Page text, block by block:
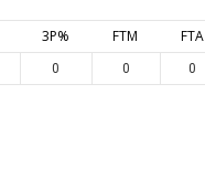
3P% FTM FTA
0 0 0